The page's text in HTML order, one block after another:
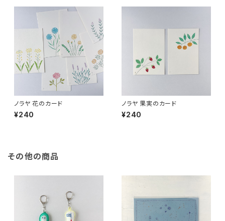
ノラヤ 花のカード
¥240
ノラヤ 果実のカード
¥240
その他の商品